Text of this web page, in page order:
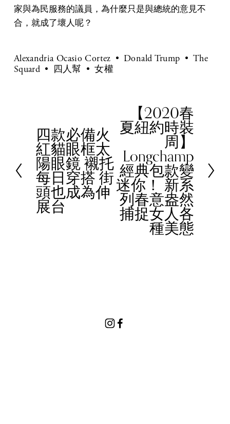
家與為民服務的議員，為什麼只是與總統的意見不
合，就成了壞人呢？
Alexandria Ocasio Cortez Donald Trump
The
Squard
四人幫 女權
P
r
e
v
i
o
四款必備火
紅貓眼框太
陽眼鏡 襯托
每日穿搭 街
頭也成為伸
展台
【2020春
夏紐約時裝
周】
Longchamp
經典包款變
迷你！ 新系
列春意盎然
捕捉女人各
種美態